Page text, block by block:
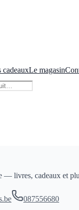
cadeauxLe magasin
— livres, cadeaux et
087556680